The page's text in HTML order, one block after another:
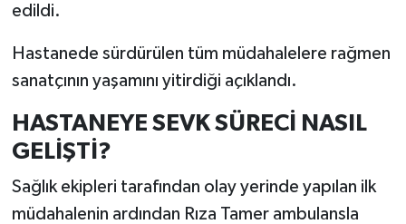
edildi.
Hastanede sürdürülen tüm müdahalelere rağmen
sanatçının yaşamını yitirdiği açıklandı.
HASTANEYE SEVK SÜRECİ NASIL
GELİŞTİ?
Sağlık ekipleri tarafından olay yerinde yapılan ilk
müdahalenin ardından Rıza Tamer ambulansla